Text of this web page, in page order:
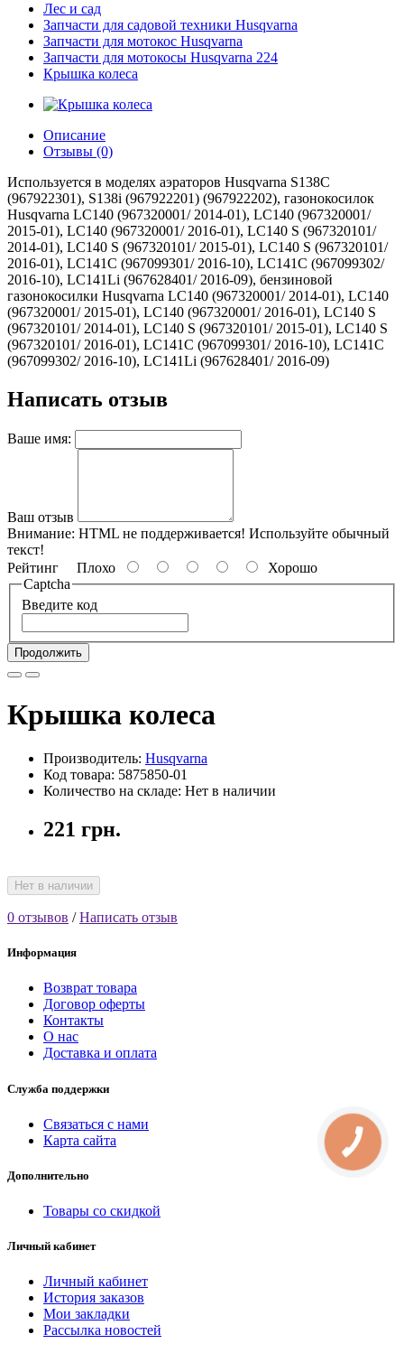
Лес и сад
Запчасти для садовой техники Husqvarna
Запчасти для мотокос Husqvarna
Запчасти для мотокосы Husqvarna 224
Крышка колеса
Описание
Отзывы (0)
Используется в моделях аэраторов Husqvarna S138C
(967922301), S138i (967922201) (967922202), газонокосилок
Husqvarna LC140 (967320001/ 2014-01), LC140 (967320001/
2015-01), LC140 (967320001/ 2016-01), LC140 S (967320101/
2014-01), LC140 S (967320101/ 2015-01), LC140 S (967320101/
2016-01), LC141C (967099301/ 2016-10), LC141C (967099302/
2016-10), LC141Li (967628401/ 2016-09), бензиновой
газонокосилки Husqvarna LC140 (967320001/ 2014-01), LC140
(967320001/ 2015-01), LC140 (967320001/ 2016-01), LC140 S
(967320101/ 2014-01), LC140 S (967320101/ 2015-01), LC140 S
(967320101/ 2016-01), LC141C (967099301/ 2016-10), LC141C
(967099302/ 2016-10), LC141Li (967628401/ 2016-09)
Написать отзыв
Ваше имя:
Ваш отзыв
Внимание: HTML не поддерживается! Используйте обычный
текст!
Рейтинг Плохо
Хорошо
Captcha
Введите код
Продолжить
Крышка колеса
Производитель: Husqvarna
Код товара: 5875850-01
Количество на складе: Нет в наличии
221 грн.
Нет в наличии
0 отзывов /Написать отзыв
Информация
Возврат товара
Договор оферты
Контакты
О нас
Доставка и оплата
Служба поддержки
Связаться с нами
Карта сайта
Дополнительно
Товары со скидкой
Личный кабинет
Личный кабинет
История заказов
Мои закладки
Рассылка новостей
КНОПКА
СВЯЗИ